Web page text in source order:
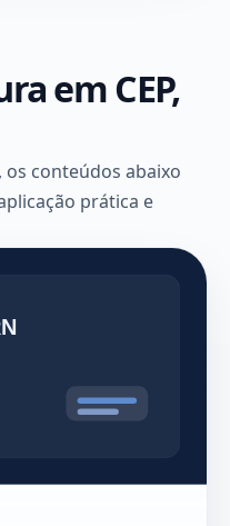
em CEP,
conteúdos abaixo
prática e